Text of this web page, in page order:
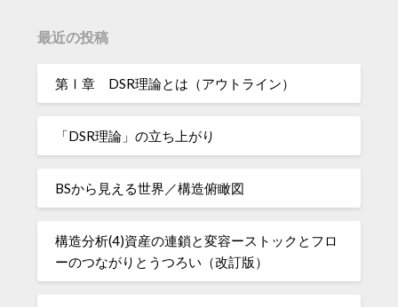
最近の投稿
第Ⅰ章 DSR理論とは（アウトライン）
「DSR理論」の立ち上がり
BSから見える世界／構造俯瞰図
構造分析(4)資産の連鎖と変容ーストックとフロ
ーのつながりとうつろい（改訂版）